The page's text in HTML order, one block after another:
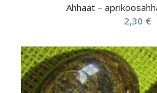
Ahhaat –
2,30 €